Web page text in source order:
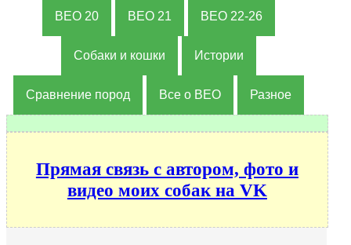
ВЕО 20 ВЕО 21 ВЕО 22-26
Собаки и кошки Истории
Сравнение пород Все о ВЕО Разное
Прямая связь с автором, фото и
видео моих собак на VK